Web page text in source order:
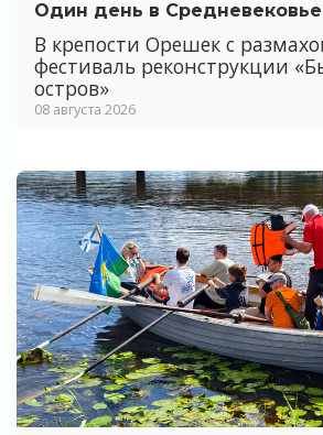
Один день в Средневековье
В крепости Орешек с
фестиваль реконструкции
остров»
08 августа 2026